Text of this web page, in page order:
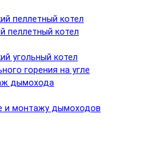
пеллетный котел
пеллетный котел
угольный котел
горения на угле
дымохода
и монтажу дымоходов